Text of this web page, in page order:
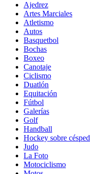
Ajedrez
Artes Marciales
Atletismo
Autos
Basquetbol
Bochas
Boxeo
Canotaje
Ciclismo
Duatlón
Equitación
Fútbol
Galerías
Golf
Handball
Hockey sobre césped
Judo
La Foto
Motociclismo